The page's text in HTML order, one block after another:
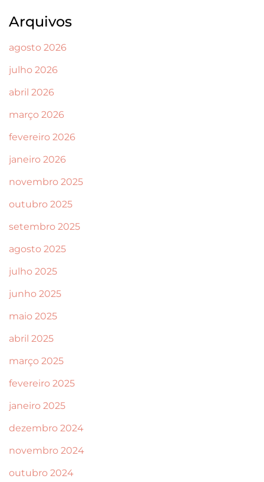
Arquivos
agosto 2026
julho 2026
abril 2026
março 2026
fevereiro 2026
janeiro 2026
novembro 2025
outubro 2025
setembro 2025
agosto 2025
julho 2025
junho 2025
maio 2025
abril 2025
março 2025
fevereiro 2025
janeiro 2025
dezembro 2024
novembro 2024
outubro 2024